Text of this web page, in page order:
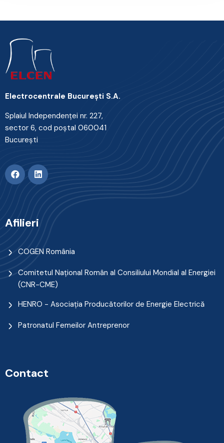
Electrocentrale Bucureşti S.A.
Splaiul Independenţei nr. 227,
sector 6, cod poştal 060041
Bucureşti
Afilieri
COGEN România
Comitetul Naţional Român al Consiliului Mondial al Energiei
(CNR-CME)
HENRO - Asociația Producătorilor de Energie Electrică
Patronatul Femeilor Antreprenor
Contact